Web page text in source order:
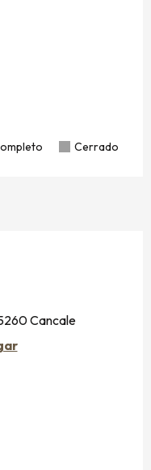
Cerrado
Cancale